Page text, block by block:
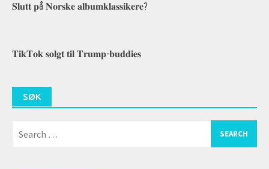
𝐒𝐥𝐮𝐭𝐭 𝐩å 𝐍𝐨𝐫𝐬𝐤𝐞 𝐚𝐥𝐛𝐮𝐦𝐤𝐥𝐚𝐬𝐬𝐢𝐤𝐞𝐫𝐞?
𝐓𝐢𝐤𝐓𝐨𝐤 𝐬𝐨𝐥𝐠𝐭 𝐭𝐢𝐥 𝐓𝐫𝐮𝐦𝐩-𝐛𝐮𝐝𝐝𝐢𝐞𝐬
SØK
for: